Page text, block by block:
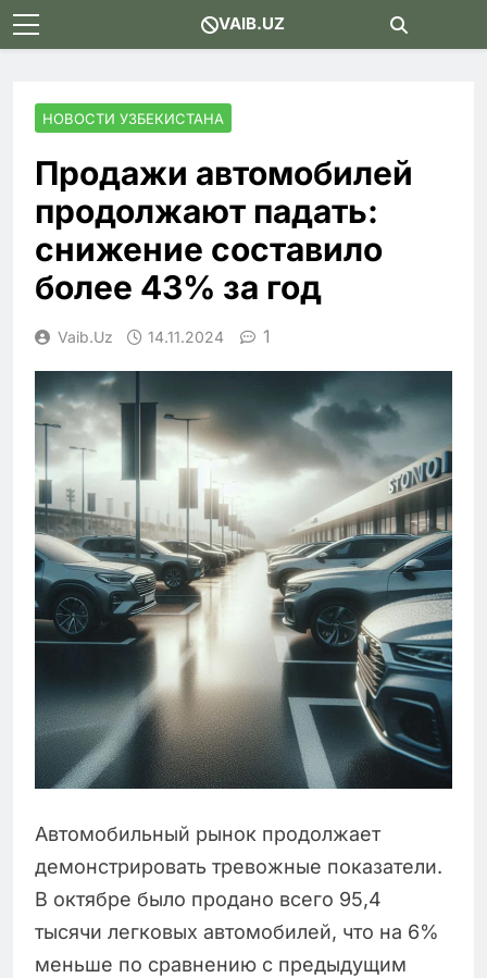
Skip
to
VAIB.UZ
НОВОСТИ УЗБЕКИСТАНА
Продажи автомобилей
продолжают падать:
снижение составило
более 43% за год
Vaib.uz 14.11.2024 1
Автомобильный рынок продолжает
демонстрировать тревожные показатели.
В октябре было продано всего 95,4
тысячи легковых автомобилей, что на 6%
меньше по сравнению с предыдущим